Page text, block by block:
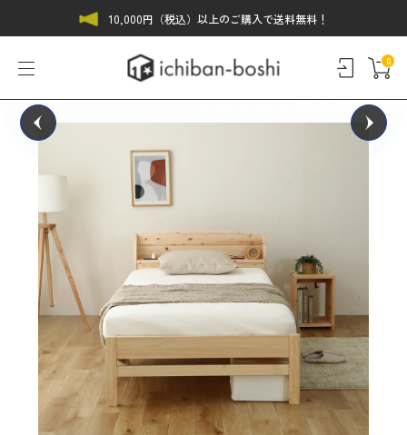
10,000円（税込）以上のご購入で送料無料！
0